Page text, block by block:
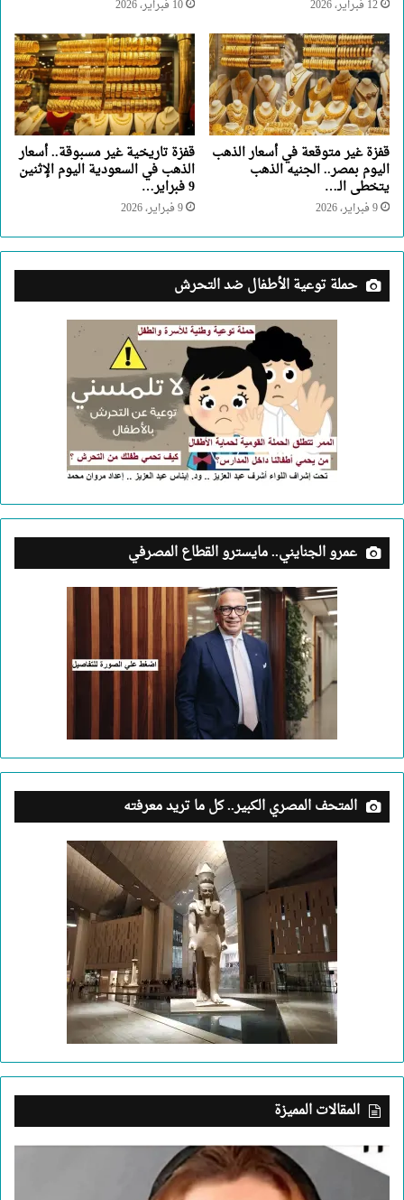
12 فبراير، 2026 10 فبراير، 2026
قفزة غير متوقعة في أسعار الذهب
اليوم بمصر.. الجنيه الذهب
يتخطى الـ…
9 فبراير، 2026
قفزة تاريخية غير مسبوقة.. أسعار
الذهب في السعودية اليوم الإثنين
9 فبراير…
9 فبراير، 2026
حملة توعية الأطفال ضد التحرش
عمرو الجنايني.. مايسترو القطاع المصرفي
المتحف المصري الكبير.. كل ما تريد معرفته
المقالات المميزة
بعد
جريمة